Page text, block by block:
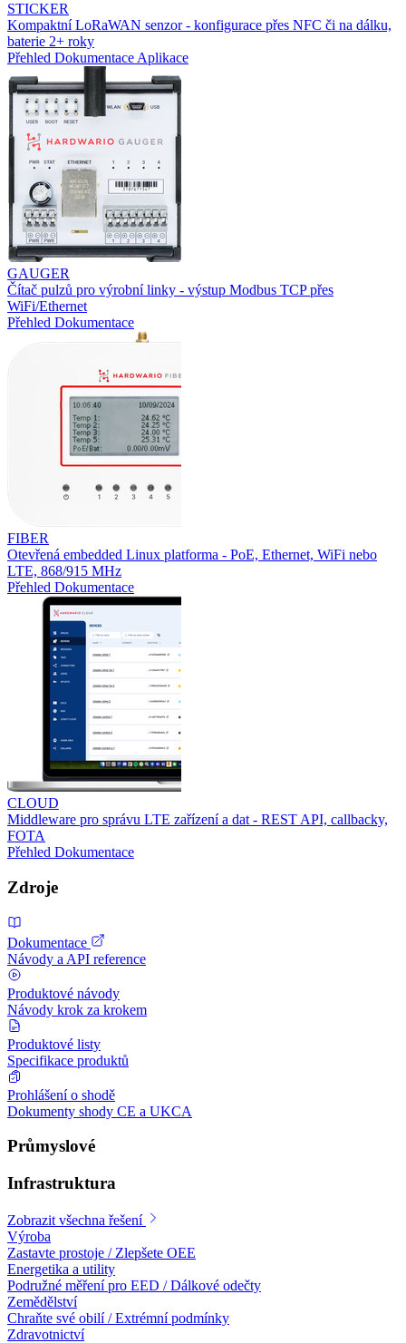
STICKER
Kompaktní LoRaWAN senzor - konfigurace přes NFC či na dálku,
baterie 2+ roky
Přehled Dokumentace Aplikace
GAUGER
Čítač pulzů pro výrobní linky - výstup Modbus TCP přes
WiFi/Ethernet
Přehled Dokumentace
FIBER
Otevřená embedded Linux platforma - PoE, Ethernet, WiFi nebo
LTE, 868/915 MHz
Přehled Dokumentace
CLOUD
Middleware pro správu LTE zařízení a dat - REST API, callbacky,
FOTA
Přehled Dokumentace
Zdroje
Dokumentace
Návody a API reference
Produktové návody
Návody krok za krokem
Produktové listy
Specifikace produktů
Prohlášení o shodě
Dokumenty shody CE a UKCA
Průmyslové
Infrastruktura
Zobrazit všechna řešení
Výroba
Zastavte prostoje / Zlepšete OEE
Energetika a utility
Podružné měření pro EED / Dálkové odečty
Zemědělství
Chraňte své obilí / Extrémní podmínky
Zdravotnictví